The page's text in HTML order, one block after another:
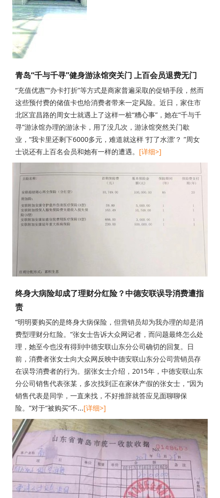
青岛“千与千寻”健身游泳馆突关门 上百会员退费无门
“充值优惠”“办卡打折”等方式是商家普遍采取的促销手段，然而
这些预付费的储值卡也给消费者带来一定风险。近日，家住市
北区宜昌路的周女士就遇上了这样一桩“糟心事”，她在“千与千
寻”游泳馆办理的游泳卡，用了没几次，游泳馆突然关门歇
业，“我卡里还剩下6000多元，难道就这样 ‘打了水漂’？ ”周女
士说还有上百名会员和她有一样的遭遇。 [详细>]
终身大病险却成了理财分红险？中德安联误导消费遭指
责
“明明要购买的是终身大病保险，但营销员却为我办理的却是消
费型理财分红险。”张女士告诉大众网记者，而问题最终怎么处
理，她至今也没有得到中德安联山东分公司确切的回复。日
前，消费者张女士向大众网反映中德安联山东分公司营销员存
在误导消费者的行为。据张女士介绍，2015年，中德安联山东
分公司销售代表张某，多次找到正在家休产假的张女士，“因为
销售代表是同学，一直来找，不好推辞就答应见面聊聊保
险。”对于“被购买”不...[详细>]